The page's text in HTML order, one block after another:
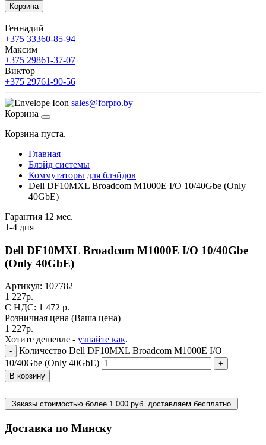
Корзина
Геннадий
+375 33360-85-94
Максим
+375 29861-37-07
Виктор
+375 29761-90-56
sales@forpro.by
Корзина
Корзина пуста.
Главная
Блэйд системы
Коммутаторы для блэйдов
Dell DF10MXL Broadcom M1000E I/O 10/40Gbe (Only
40GbE)
Гарантия 12 мес.
1-4 дня
Dell DF10MXL Broadcom M1000E I/O 10/40Gbe
(Only 40GbE)
Артикул: 107782
1 227р.
C НДС: 1 472 р.
Розничная цена (Ваша цена)
1 227р.
Хотите дешевле - узнайте как.
-
Количество Dell DF10MXL Broadcom M1000E I/O
10/40Gbe (Only 40GbE)
+
В корзину
Заказы стоимостью более 1 000 руб. доставляем бесплатно.
Доставка по Минску